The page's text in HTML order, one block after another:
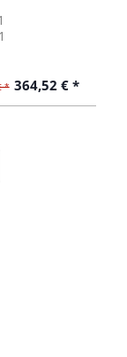
* 364,52 € *